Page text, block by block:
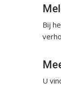
Bij
U